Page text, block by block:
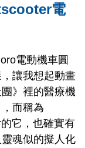
電
電動機車圓
讓我想起動畫
》裡的醫療機
而稱為
它，也確實有
魂似的擬人化